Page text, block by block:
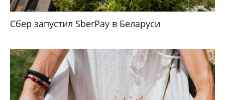
Сбер запустил SberPay в Беларуси